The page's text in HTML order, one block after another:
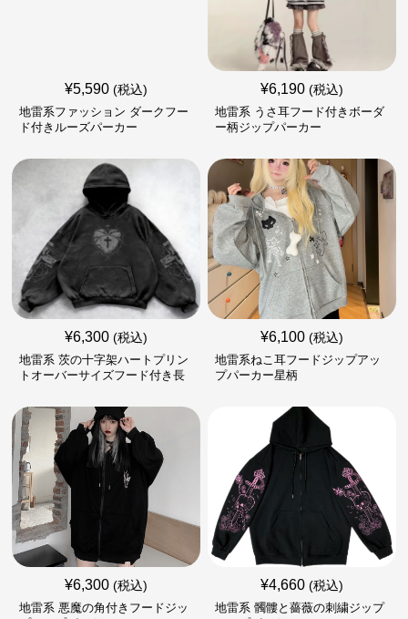
¥5,590 (税込)
地雷系ファッション ダークフー
ド付きルーズパーカー
¥6,190 (税込)
地雷系 うさ耳フード付きボーダ
ー柄ジップパーカー
¥6,300 (税込)
地雷系 茨の十字架ハートプリン
トオーバーサイズフード付き長
¥6,100 (税込)
地雷系ねこ耳フードジップアッ
プパーカー星柄
¥6,300 (税込)
地雷系 悪魔の角付きフードジッ
¥4,660 (税込)
地雷系 髑髏と薔薇の刺繍ジップ